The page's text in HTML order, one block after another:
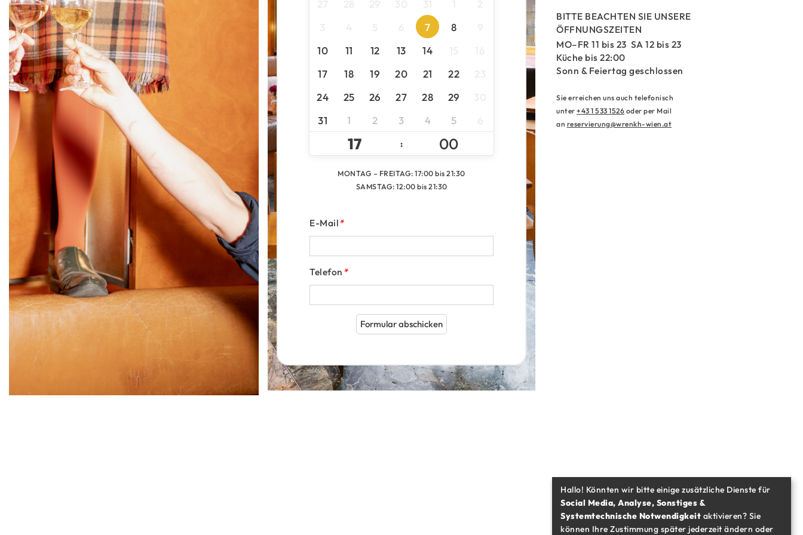
7 8
10
11 12 13 14
17
18 19 20 21 22
24
25 26 27 28 29
31
1 2 3 4 5
:
MONTAG – FREITAG: 17:00 bis 21:30
SAMSTAG: 12:00 bis 21:30
E-Mail*
Telefon *
BITTE BEACHTEN SIE UNSERE
ÖFFNUNGSZEITEN
MO–FR 11 bis 23 SA 12 bis 23
Küche bis 22:00
Sonn & Feiertag geschlossen
Sie erreichen uns auch telefonisch
unter +43 1 533 1526 oder per Mail
an reservierung@wrenkh-wien.at
Hallo! Könnten wir bitte einige zusätzliche Dienste für
Social Media, Analyse, Sonstiges &
Systemtechnische Notwendigkeit aktivieren? Sie
können Ihre Zustimmung später jederzeit ändern oder